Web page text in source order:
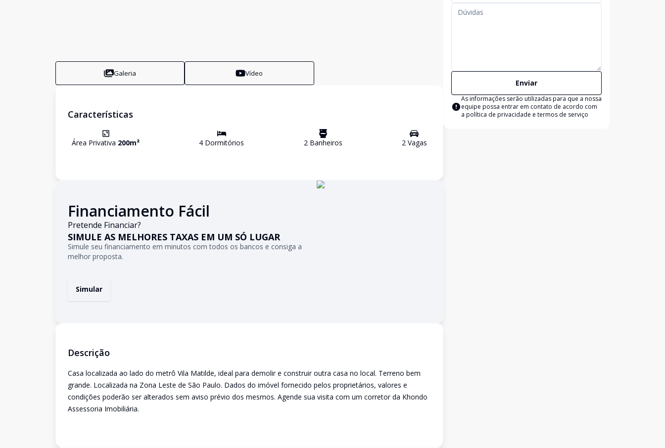
Galeria Vídeo
Características
Área Privativa 200m² 4 Dormitórios 2Banheiros 2Vagas
Financiamento Fácil
Pretende Financiar?
SIMULE AS MELHORES TAXAS EM UM SÓ LUGAR
Simule seu financiamento em minutos com todos os bancos e consiga a
melhor proposta.
Simular
Descrição
Casa localizada ao lado do metrô Vila Matilde, ideal para demolir e construir outra casa no local. Terreno bem
grande. Localizada na Zona Leste de São Paulo. Dados do imóvel fornecido pelos proprietários, valores e
condições poderão ser alterados sem aviso prévio dos mesmos. Agende sua visita com um corretor da Khondo
Assessoria Imobiliária.
Enviar
As informações serão utilizadas para que a nossa
equipe possa entrar em contato de acordo com
a política de privacidade e termos de serviço